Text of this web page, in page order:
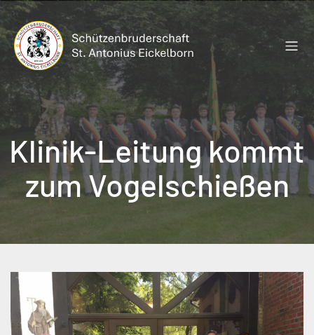
Zum
Inhalt
springen
Klinik-Leitung kommt
zum Vogelschießen